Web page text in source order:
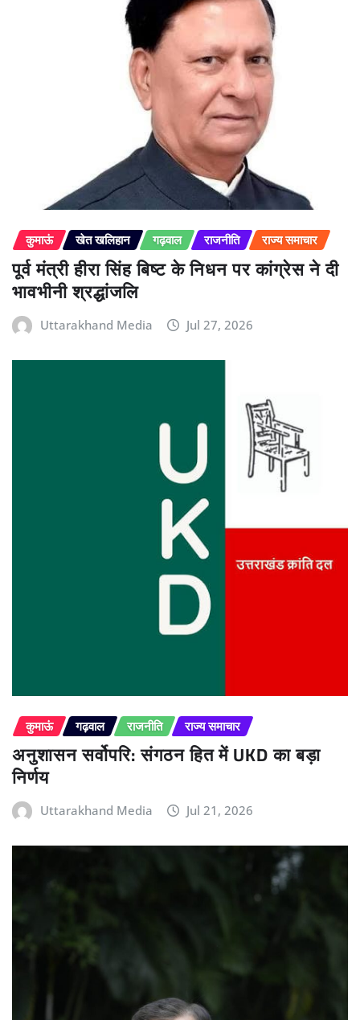
कुमाऊं खेत खलिहान गढ़वाल राजनीति राज्य समाचार
पूर्व मंत्री हीरा सिंह बिष्ट के निधन पर कांग्रेस ने दी
भावभीनी श्रद्धांजलि
Uttarakhand Media Jul 27, 2026
कुमाऊं गढ़वाल राजनीति राज्य समाचार
अनुशासन सर्वोपरि: संगठन हित में UKD का बड़ा
निर्णय
Uttarakhand Media Jul 21, 2026